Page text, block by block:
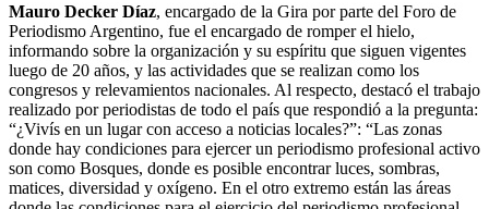
Mauro Decker Díaz, encargado de la Gira por parte del Foro de
Periodismo Argentino, fue el encargado de romper el hielo,
informando sobre la organización y su espíritu que siguen vigentes
luego de 20 años, y las actividades que se realizan como los
congresos y relevamientos nacionales. Al respecto, destacó el trabajo
realizado por periodistas de todo el país que respondió a la pregunta:
“¿Vivís en un lugar con acceso a noticias locales?”: “Las zonas
donde hay condiciones para ejercer un periodismo profesional activo
son como Bosques, donde es posible encontrar luces, sombras,
matices, diversidad y oxígeno. En el otro extremo están las áreas